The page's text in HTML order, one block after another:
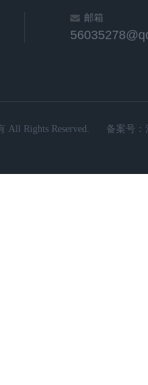
邮箱
Rights Reserved. 备案号：